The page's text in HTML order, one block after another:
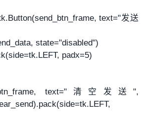
text="发送
state="disabled")
padx=5)
text="清空发送",